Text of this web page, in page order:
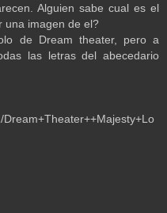
Alguien sabe cual es el
una imagen de el?
de Dream theater, pero a
las letras del abecedario